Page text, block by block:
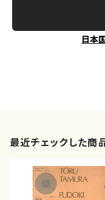
日本
最近チェックした商